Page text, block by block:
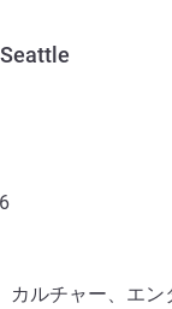
カルチャー、エ